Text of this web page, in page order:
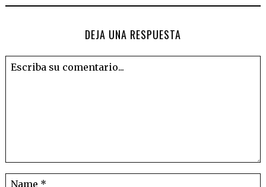
DEJA UNA RESPUESTA